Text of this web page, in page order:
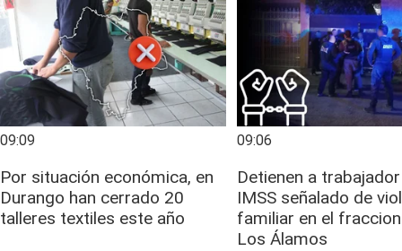
09:09
Por situación económica, en
Durango han cerrado 20
talleres textiles este año
09:06
Detienen a
IMSS señalado de
familiar en el
Los Álamos